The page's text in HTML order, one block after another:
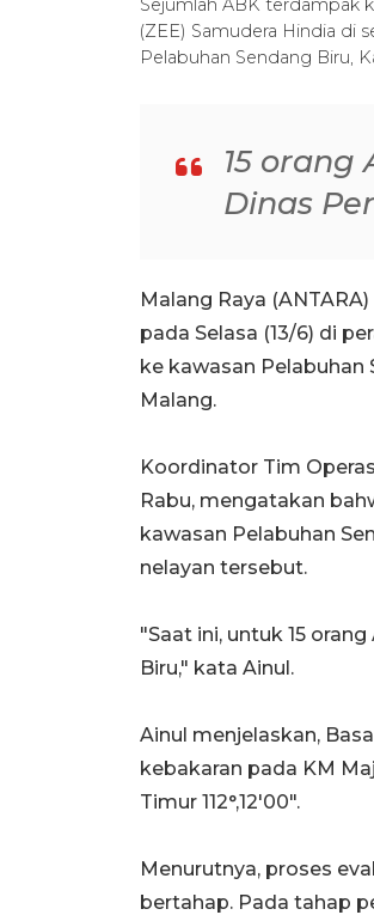
Sejumlah ABK terdampak
(ZEE) Samudera Hindia di
Pelabuhan Sendang Biru,
15 orang
Dinas
Malang Raya
pada Selasa (13/6) di
ke kawasan Pelabuhan
Malang.
Koordinator Tim
Rabu, mengatakan
kawasan Pelabuhan
nelayan tersebut.
"Saat ini, untuk 15
Biru," kata Ainul.
Ainul menjelaskan,
kebakaran pada KM
Timur 112°,12'00".
Menurutnya, proses
bertahap. Pada tahap